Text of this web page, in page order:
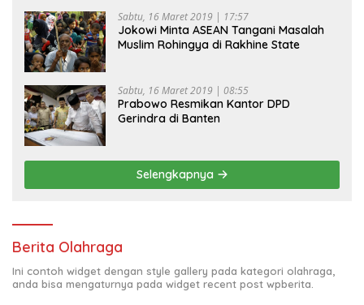
Sabtu, 16 Maret 2019 | 17:57
Jokowi Minta ASEAN Tangani Masalah
Muslim Rohingya di Rakhine State
Sabtu, 16 Maret 2019 | 08:55
Prabowo Resmikan Kantor DPD
Gerindra di Banten
Selengkapnya
Berita Olahraga
Ini contoh widget dengan style gallery pada kategori olahraga,
anda bisa mengaturnya pada widget recent post wpberita.